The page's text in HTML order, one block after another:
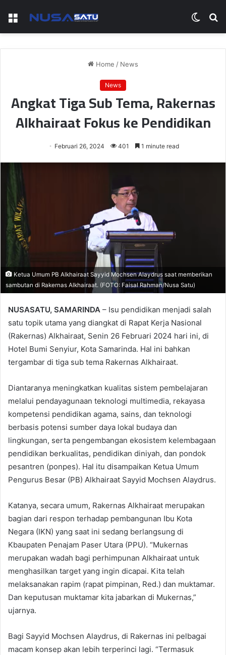
Menu
Switch
skin
Home / News
News
Angkat Tiga Sub Tema, Rakernas
Alkhairaat Fokus ke Pendidikan
Februari 26, 2024 401 1 minute read
Ketua Umum PB Alkhairaat Sayyid Mochsen Alaydrus saat memberikan
sambutan di Rakernas Alkhairaat. (FOTO: Faisal Rahman/Nusa Satu)
NUSASATU, SAMARINDA – Isu pendidikan menjadi salah
satu topik utama yang diangkat di Rapat Kerja Nasional
(Rakernas) Alkhairaat, Senin 26 Februari 2024 hari ini, di
Hotel Bumi Senyiur, Kota Samarinda. Hal ini bahkan
tergambar di tiga sub tema Rakernas Alkhairaat.
Diantaranya meningkatkan kualitas sistem pembelajaran
melalui pendayagunaan teknologi multimedia, rekayasa
kompetensi pendidikan agama, sains, dan teknologi
berbasis potensi sumber daya lokal budaya dan
lingkungan, serta pengembangan ekosistem kelembagaan
pendidikan berkualitas, pendidikan diniyah, dan pondok
pesantren (ponpes). Hal itu disampaikan Ketua Umum
Pengurus Besar (PB) Alkhairaat Sayyid Mochsen Alaydrus.
Katanya, secara umum, Rakernas Alkhairaat merupakan
bagian dari respon terhadap pembangunan Ibu Kota
Negara (IKN) yang saat ini sedang berlangsung di
Kbaupaten Penajam Paser Utara (PPU). “Mukernas
merupakan wadah bagi perhimpunan Alkhairaat untuk
menghasilkan target yang ingin dicapai. Kita telah
melaksanakan rapim (rapat pimpinan, Red.) dan muktamar.
Dan keputusan muktamar kita jabarkan di Mukernas,”
ujarnya.
Bagi Sayyid Mochsen Alaydrus, di Rakernas ini pelbagai
macam konsep akan lebih terperinci lagi. “Termasuk